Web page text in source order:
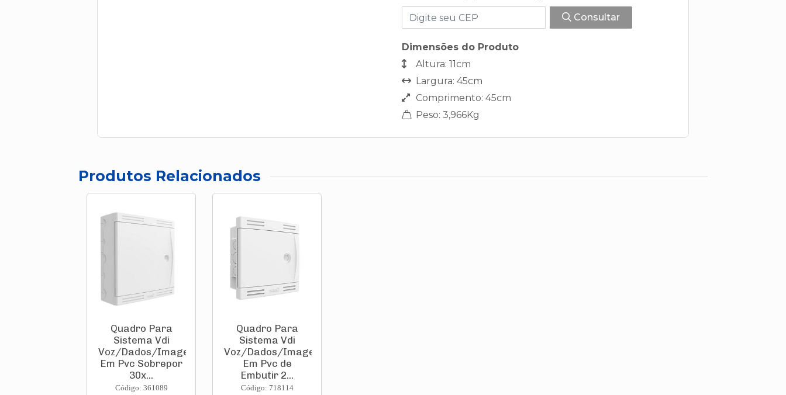
Consultar
Dimensões do Produto
Altura: 11cm
Largura: 45cm
Comprimento: 45cm
Peso: 3,966Kg
Produtos Relacionados
Quadro Para
Sistema Vdi
Voz/Dados/Imagem
Em Pvc Sobrepor
30x...
Código: 361089
Quadro Para
Sistema Vdi
Voz/Dados/Imagem
Em Pvc de
Embutir 2...
Código: 718114